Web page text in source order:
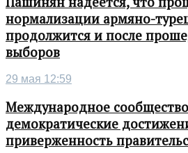
нормализации армяно-
продолжится и после
выборов
29 мая 12:59
Международное
демократические
приверженность